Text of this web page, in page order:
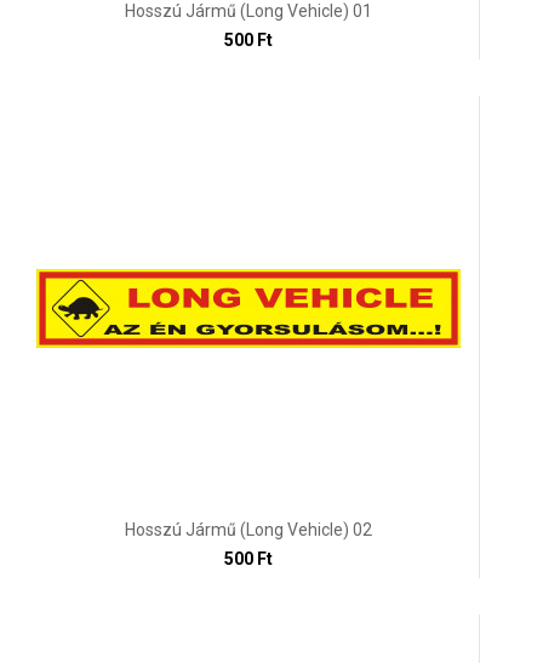
Hosszú Jármű (Long Vehicle) 01
500 Ft
Hosszú Jármű (Long Vehicle) 02
500 Ft